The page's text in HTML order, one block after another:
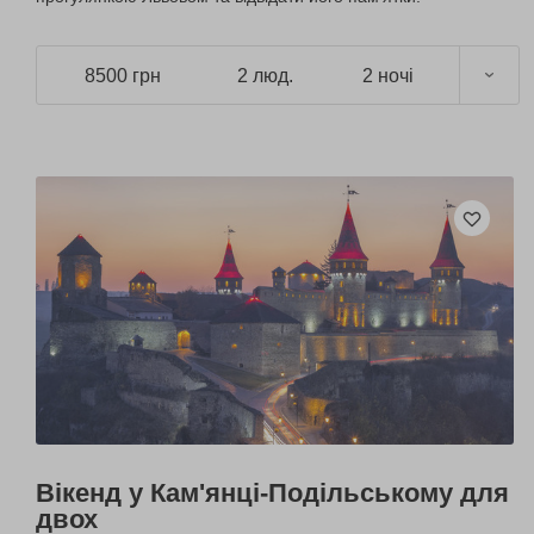
8500 грн 2 люд. 2 ночі
Вікенд у Кам'янці-Подільському для
двох